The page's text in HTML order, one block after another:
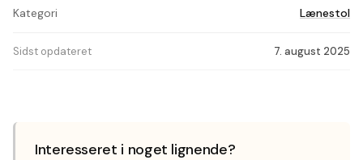
Kategori Lænestol
Sidst opdateret 7. august 2025
Interesseret i noget lignende?